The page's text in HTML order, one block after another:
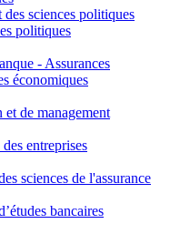
sciences politiques
politiques
- Assurances
économiques
et de management
entreprises
sciences de l'assurance
bancaires